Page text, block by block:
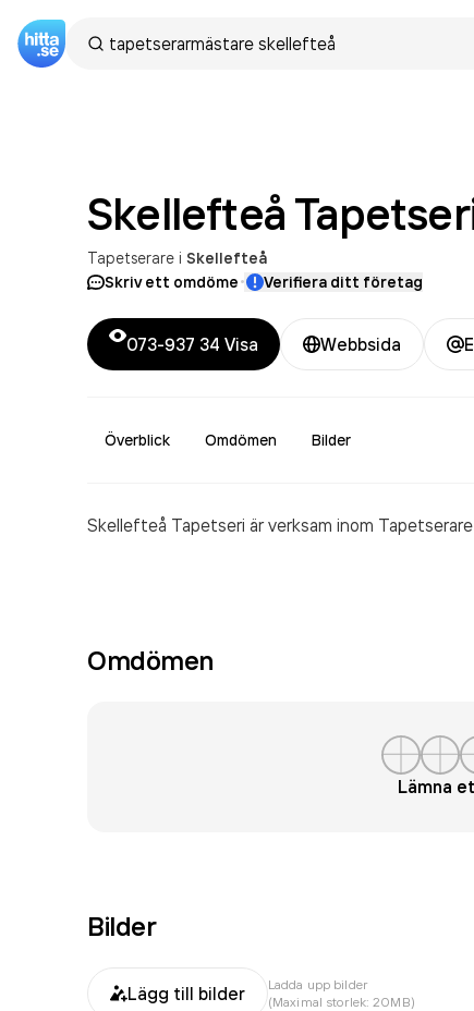
Skellefteå
Tapetserare i Skellefteå
Skriv ett omdöme· Verifiera ditt företag
073-937 34 Visa Webbsida
Överblick Omdömen Bilder
Skellefteå Tapetseri är verksam inom Tapetserare
Omdömen
Lämna
Bilder
Lägg till bilder
Ladda upp bilder
(Maximal storlek: 20MB)